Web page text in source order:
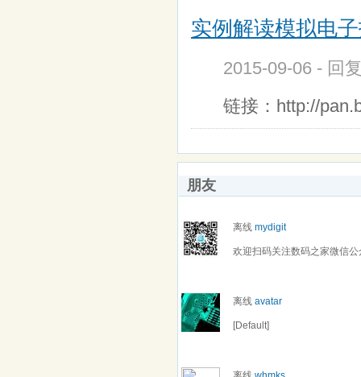
实例解读模拟电
2015-09-06 - 回
链接：http://
朋友
离线 mydigit
欢迎扫码关注数码之家微信公
离线 avatar
[Default]